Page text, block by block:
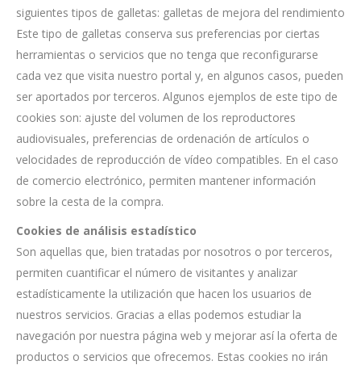
siguientes tipos de galletas: galletas de mejora del rendimiento
Este tipo de galletas conserva sus preferencias por ciertas
herramientas o servicios que no tenga que reconfigurarse
cada vez que visita nuestro portal y, en algunos casos, pueden
ser aportados por terceros. Algunos ejemplos de este tipo de
cookies son: ajuste del volumen de los reproductores
audiovisuales, preferencias de ordenación de artículos o
velocidades de reproducción de vídeo compatibles. En el caso
de comercio electrónico, permiten mantener información
sobre la cesta de la compra.
Cookies de análisis estadístico
Son aquellas que, bien tratadas por nosotros o por terceros,
permiten cuantificar el número de visitantes y analizar
estadísticamente la utilización que hacen los usuarios de
nuestros servicios. Gracias a ellas podemos estudiar la
navegación por nuestra página web y mejorar así la oferta de
productos o servicios que ofrecemos. Estas cookies no irán